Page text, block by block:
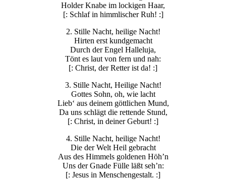
Holder Knabe im lockigen Haar,
[: Schlaf in himmlischer Ruh! :]
2. Stille Nacht, heilige Nacht!
Hirten erst kundgemacht
Durch der Engel Halleluja,
Tönt es laut von fern und nah:
[: Christ, der Retter ist da! :]
3. Stille Nacht, Heilige Nacht!
Gottes Sohn, oh, wie lacht
Lieb‘ aus deinem göttlichen Mund,
Da uns schlägt die rettende Stund,
[: Christ, in deiner Geburt! :]
4. Stille Nacht, heilige Nacht!
Die der Welt Heil gebracht
Aus des Himmels goldenen Höh’n
Uns der Gnade Fülle läßt seh’n:
[: Jesus in Menschengestalt. :]